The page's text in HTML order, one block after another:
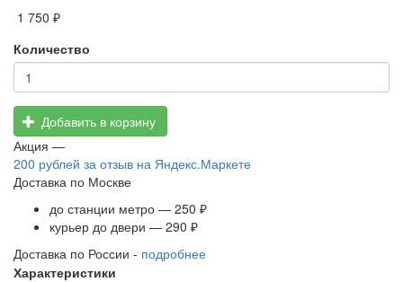
1 750 ₽
Количество
Добавить в корзину
Акция —
200 рублей за отзыв на Яндекс.Маркете
Доставка по Москве
до станции метро — 250 ₽
курьер до двери — 290 ₽
Доставка по России - подробнее
Характеристики